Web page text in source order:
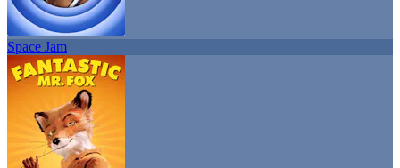
Space Jam